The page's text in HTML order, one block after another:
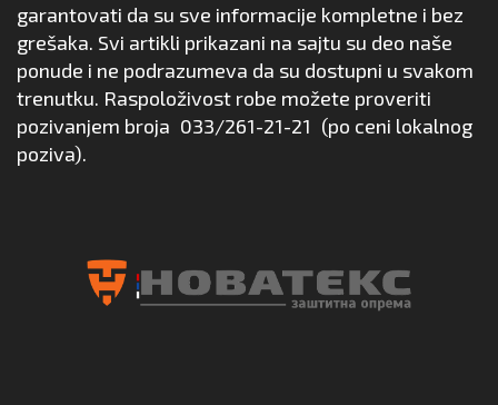
garantovati da su sve informacije kompletne i bez
grešaka. Svi artikli prikazani na sajtu su deo naše
ponude i ne podrazumeva da su dostupni u svakom
trenutku. Raspoloživost robe možete proveriti
pozivanjem broja 033/261-21-21 (po ceni lokalnog
poziva).